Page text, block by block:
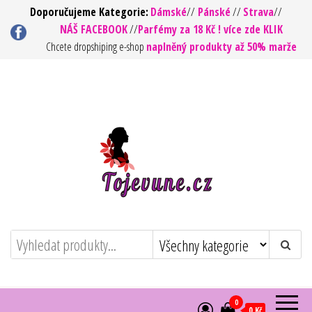
Přeskočit
na
Doporučujeme Kategorie: Dámské// Pánské//Strava//
NÁŠ FACEBOOK//Parfémy za 18 Kč ! více zde KLIK
Chcete dropshiping e-shop naplněný produkty až 50% marže
To jsou vůně ! – Kvalita za rozumnou
cenu
https://tojevune.cz/
0